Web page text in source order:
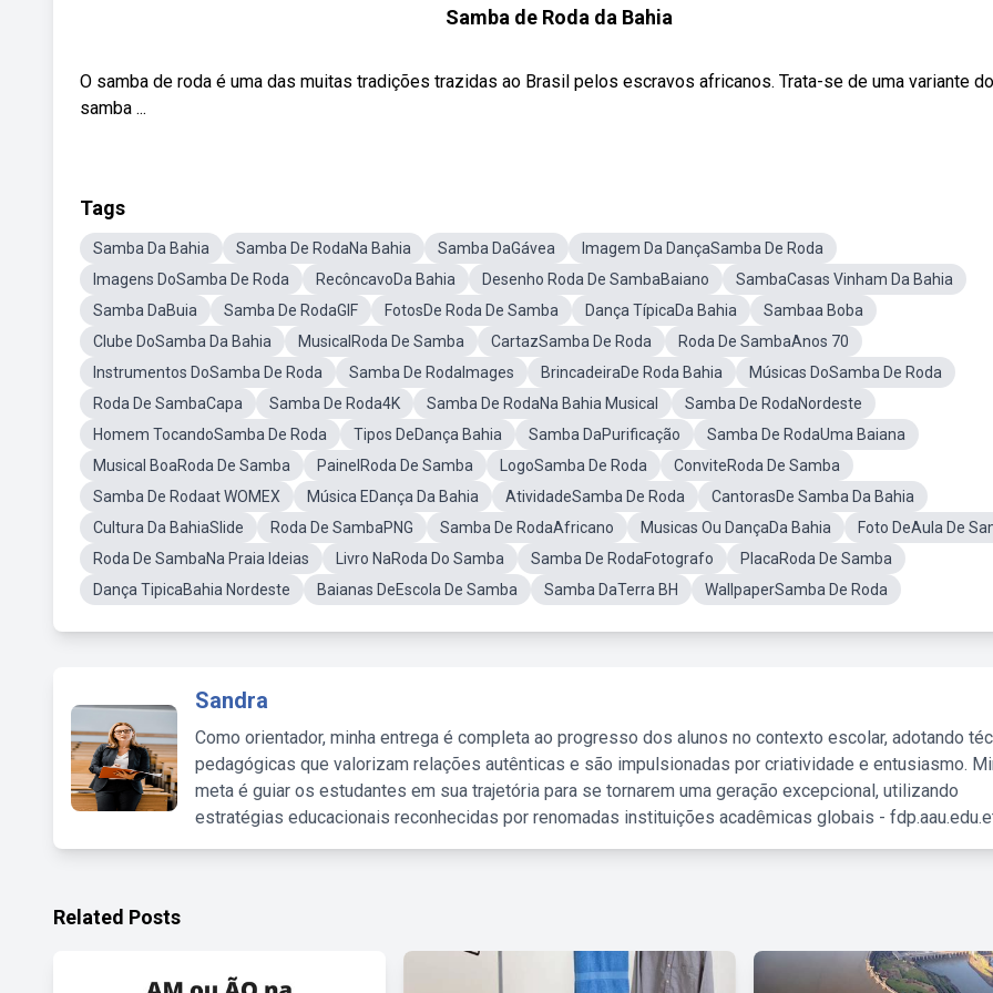
Samba de Roda da Bahia
O samba de roda é uma das muitas tradições trazidas ao Brasil pelos escravos africanos. Trata-se de uma variante do
samba ...
Tags
Samba Da Bahia Samba De RodaNa Bahia Samba DaGávea
Imagem Da DançaSamba De Roda
Imagens DoSamba De Roda
RecôncavoDa Bahia Desenho Roda De SambaBaiano
SambaCasas Vinham Da Bahia
Samba DaBuia
Samba De RodaGIF FotosDe Roda De Samba Dança TípicaDa Bahia
Sambaa Boba
Clube DoSamba Da Bahia
MusicalRoda De Samba CartazSamba De Roda
Roda De SambaAnos 70
Instrumentos DoSamba De Roda
Samba De RodaImages BrincadeiraDe Roda Bahia
Músicas DoSamba De Roda
Roda De SambaCapa
Samba De Roda4K Samba De RodaNa Bahia Musical
Samba De RodaNordeste
Homem TocandoSamba De Roda
Tipos DeDança Bahia Samba DaPurificação
Samba De RodaUma Baiana
Musical BoaRoda De Samba
PainelRoda De Samba LogoSamba De Roda
ConviteRoda De Samba
Samba De Rodaat WOMEX
Música EDança Da Bahia AtividadeSamba De Roda
CantorasDe Samba Da Bahia
Cultura Da BahiaSlide
Roda De SambaPNG Samba De RodaAfricano Musicas Ou DançaDa Bahia
Foto DeAula De
Roda De SambaNa Praia Ideias
Livro NaRoda Do Samba Samba De RodaFotografo
PlacaRoda De Samba
Dança TipicaBahia Nordeste
Baianas DeEscola De Samba Samba DaTerra BH WallpaperSamba De Roda
Sandra
Como orientador, minha entrega é completa ao progresso dos alunos no contexto escolar, adotando
pedagógicas que valorizam relações autênticas e são impulsionadas por criatividade e entusiasmo.
meta é guiar os estudantes em sua trajetória para se tornarem uma geração excepcional, utilizando
estratégias educacionais reconhecidas por renomadas instituições acadêmicas globais -
Related Posts